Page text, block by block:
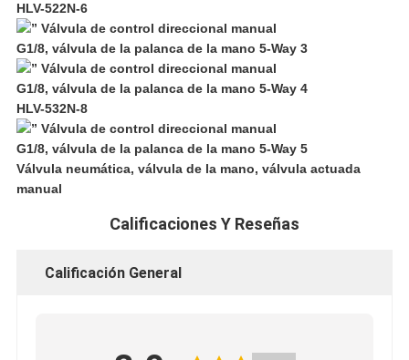
HLV-522N-6
HLV-532N-8
Válvula neumática, válvula de la mano, válvula actuada
manual
Calificaciones Y Reseñas
Calificación General